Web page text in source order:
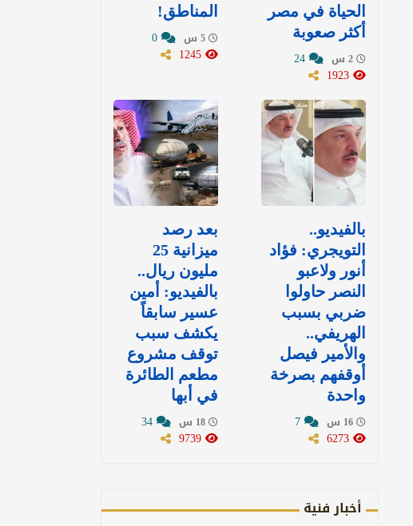
الحياة في مصر
أكثر صعوبة
المناطق!
بالفيديو..
التويجري: فؤاد
أنور ولاعبو
النصر حاولوا
ضربي بسبب
الهريفي..
والأمير فيصل
أوقفهم بصرخة
واحدة
بعد رصد
ميزانية 25
مليون ريال..
بالفيديو: أمين
عسير سابقاً
يكشف سبب
توقف مشروع
مطعم الطائرة
في أبها
أخبار فنية